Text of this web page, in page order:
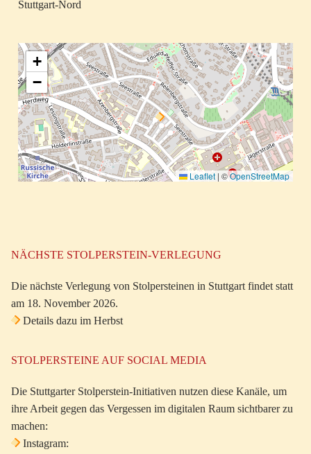
Stuttgart-Nord
+
−
Leaflet | ©OpenStreetMap
NÄCHSTE STOLPERSTEIN-VERLEGUNG
Die nächste Verlegung von Stolpersteinen in Stuttgart findet statt
am 18. November 2026.
Details dazu im Herbst
STOLPERSTEINE AUF SOCIAL MEDIA
Die Stuttgarter Stolperstein-Initiativen nutzen diese Kanäle, um
ihre Arbeit gegen das Vergessen im digitalen Raum sichtbarer zu
machen:
Instagram: